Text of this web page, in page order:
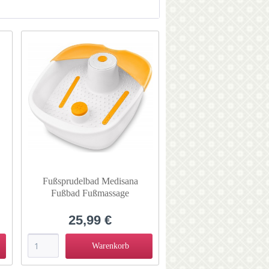
Fußsprudelbad Medisana
Fußbad Fußmassage
25,99 €
Warenkorb